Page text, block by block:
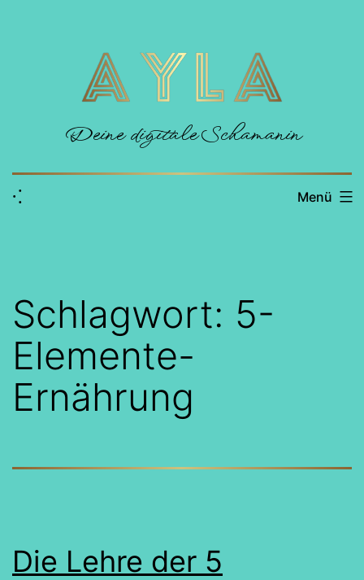
Deine digitale Schamanin
⁖ Menü
Schlagwort: 5-
Elemente-
Ernährung
Die Lehre der 5